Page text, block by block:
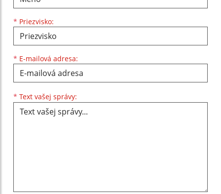
* Priezvisko:
* E-mailová adresa:
* Text vašej správy: